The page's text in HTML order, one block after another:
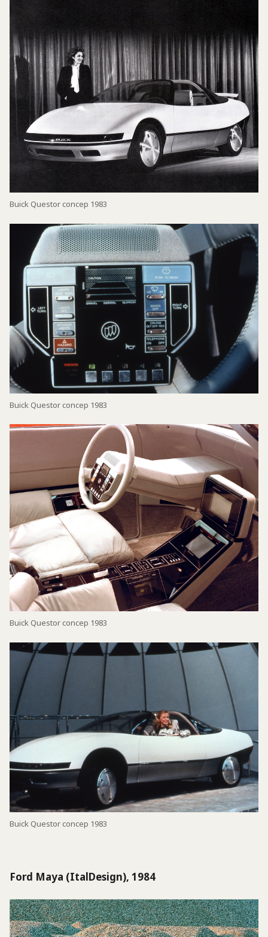
Buick Questor concep 1983
Buick Questor concep 1983
Buick Questor concep 1983
Buick Questor concep 1983
Ford Maya (ItalDesign), 1984